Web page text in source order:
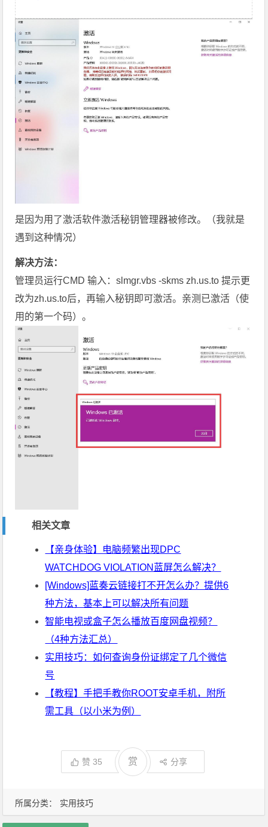
所属分类： 实用技巧
是因为用了激活软件激活秘钥管理器被修改。（我就是
遇到这种情况）
解决方法：
管理员运行CMD 输入：slmgr.vbs -skms zh.us.to 提示更
改为zh.us.to后，再输入秘钥即可激活。亲测已激活（使
用的第一个码）。
相关文章
【亲身体验】电脑频繁出现DPC
WATCHDOG VIOLATION蓝屏怎么解决？
[Windows]蓝奏云链接打不开怎么办？提供6
种方法，基本上可以解决所有问题
智能电视或盒子怎么播放百度网盘视频？
（4种方法汇总）
实用技巧：如何查询身份证绑定了几个微信
号
【教程】手把手教你ROOT安卓手机，附所
需工具（以小米为例）
赞35 赏 分享